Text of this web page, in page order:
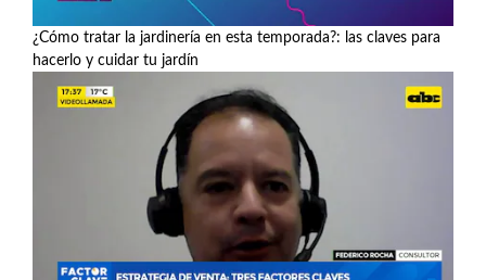
¿Cómo tratar la jardinería en esta temporada?: las claves para
hacerlo y cuidar tu jardín
Ver más